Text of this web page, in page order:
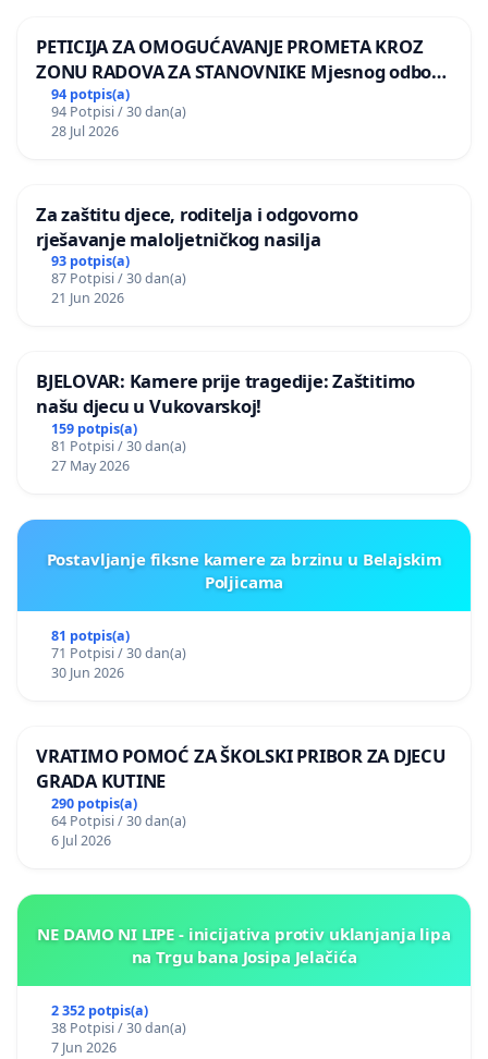
PETICIJA ZA OMOGUĆAVANJE PROMETA KROZ
ZONU RADOVA ZA STANOVNIKE Mjesnog odbora
Kamensko i Lemić Brdo
94 potpis(a)
94 Potpisi / 30 dan(a)
28 Jul 2026
Za zaštitu djece, roditelja i odgovorno
rješavanje maloljetničkog nasilja
93 potpis(a)
87 Potpisi / 30 dan(a)
21 Jun 2026
BJELOVAR: Kamere prije tragedije: Zaštitimo
našu djecu u Vukovarskoj!
159 potpis(a)
81 Potpisi / 30 dan(a)
27 May 2026
Postavljanje fiksne kamere za brzinu u Belajskim
Poljicama
81 potpis(a)
71 Potpisi / 30 dan(a)
30 Jun 2026
VRATIMO POMOĆ ZA ŠKOLSKI PRIBOR ZA DJECU
GRADA KUTINE
290 potpis(a)
64 Potpisi / 30 dan(a)
6 Jul 2026
NE DAMO NI LIPE - inicijativa protiv uklanjanja lipa
na Trgu bana Josipa Jelačića
2 352 potpis(a)
38 Potpisi / 30 dan(a)
7 Jun 2026